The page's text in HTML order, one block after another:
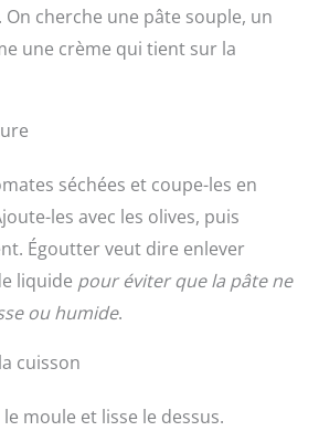
cherche une pâte souple, un
une crème qui tient sur la
séchées et coupe-les en
les avec les olives, puis
Égoutter veut dire enlever
liquide pour éviter que la pâte ne
ou humide.
cuisson
moule et lisse le dessus.